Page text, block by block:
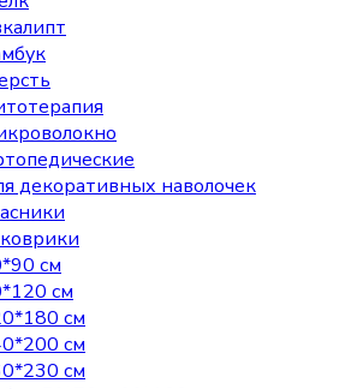
декоративных наволочек
см
см
см
см
см